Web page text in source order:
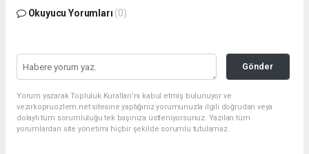
Okuyucu Yorumları (0)
Gönder
Yorum yazarak Topluluk Kuralları’nı kabul etmiş bulunuyor ve
vezirkopruozlem.net sitesine yaptığınız yorumunuzla ilgili doğrudan veya
dolaylı tüm sorumluluğu tek başınıza üstleniyorsunuz. Yazılan tüm
yorumlardan site yönetimi hiçbir şekilde sorumlu tutulamaz.